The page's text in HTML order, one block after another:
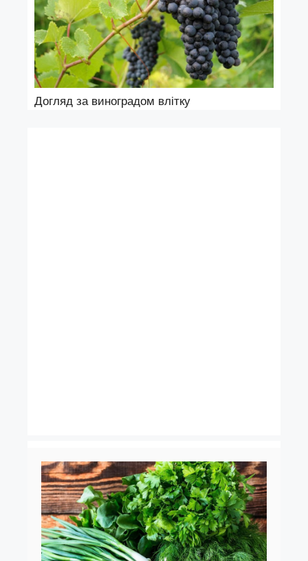
Догляд за виноградом влітку